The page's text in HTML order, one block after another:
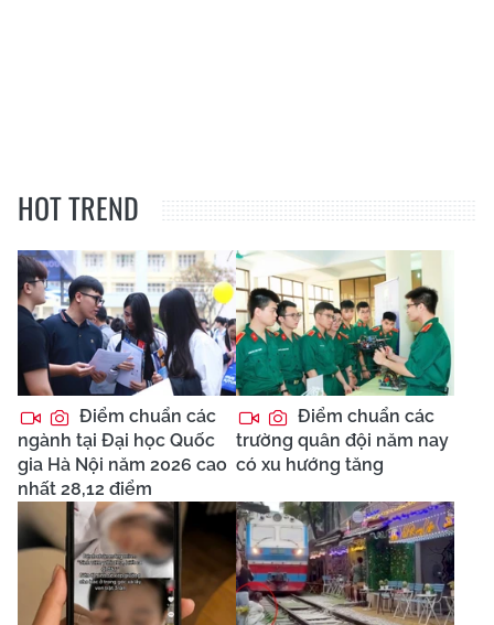
HOT TREND
Điểm chuẩn các
ngành tại Đại học Quốc
gia Hà Nội năm 2026 cao
nhất 28,12 điểm
Điểm chuẩn các
trường quân đội năm nay
có xu hướng tăng